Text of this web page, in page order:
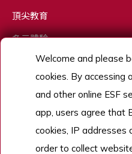
頂尖教育
多元體驗
優秀人才Welcome and please
cookies. By accessing
and other online ESF
app, users agree that
cookies, IP addresses
order to collect